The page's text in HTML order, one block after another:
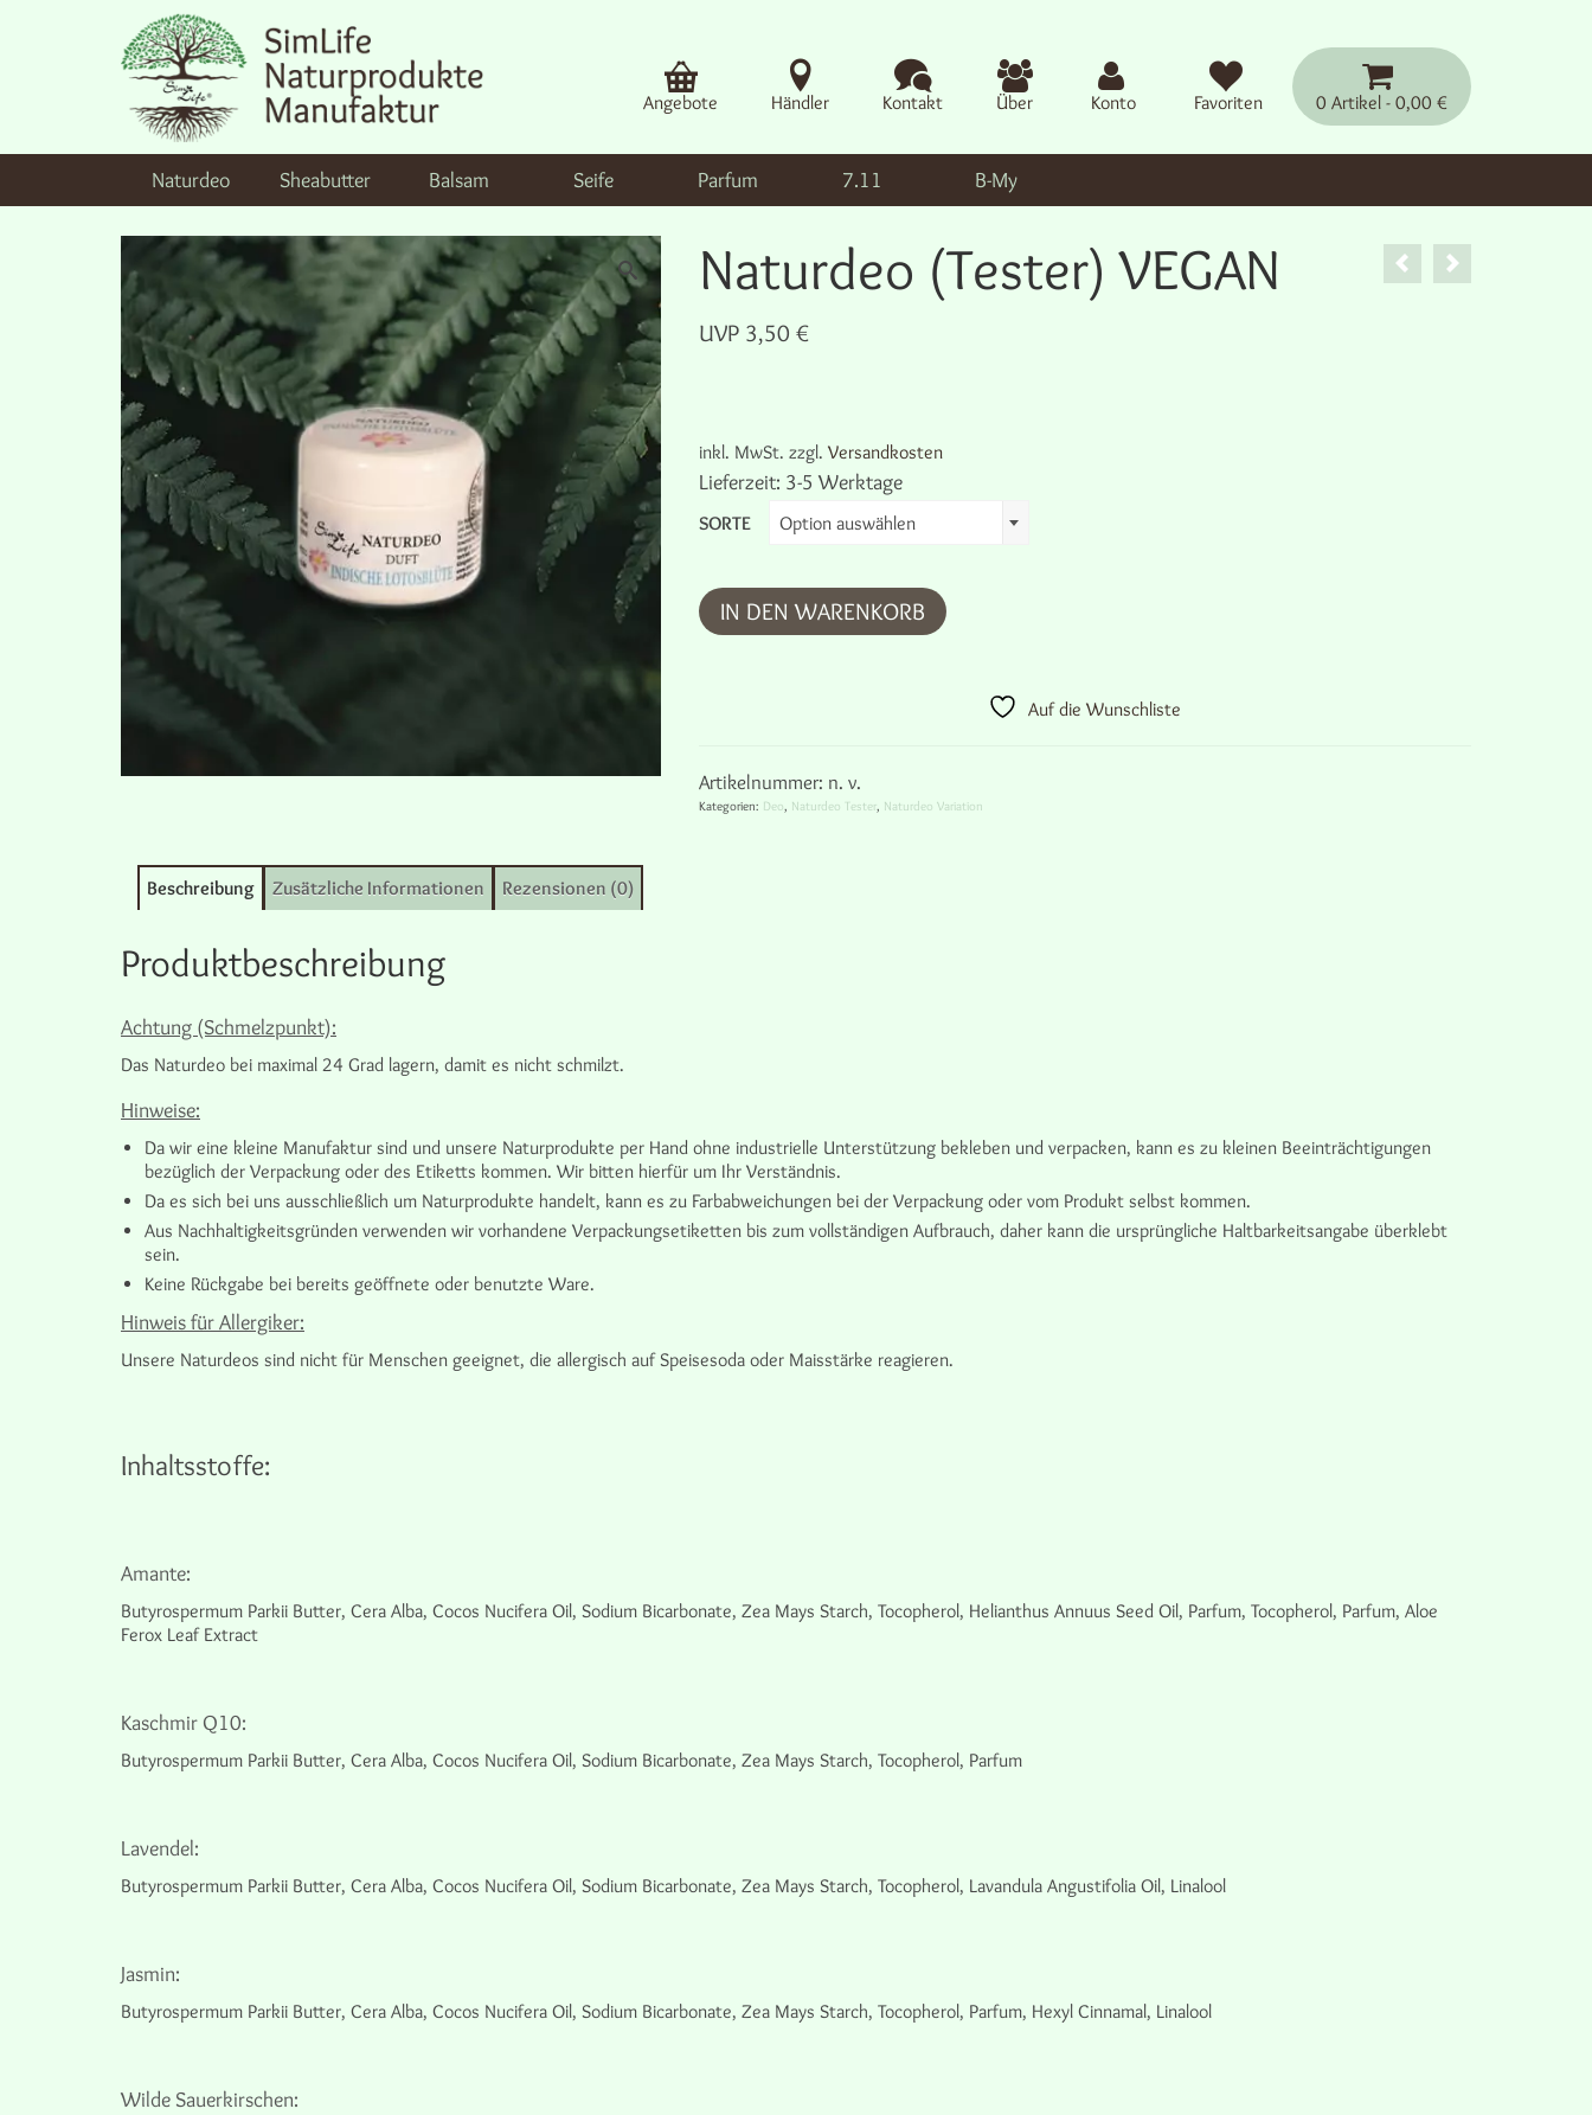
Angebote Händler Kontakt Über Konto Favoriten 0 Artikel 0,00 €
Naturdeo Sheabutter Balsam Seife Parfum 7.11 B-My
Naturdeo (Tester) VEGAN
UVP 3,50 €
inkl. MwSt. zzgl. Versandkosten
Lieferzeit: 3-5 Werktage
SORTE Option auswählen
IN DEN WARENKORB
Auf die Wunschliste
Artikelnummer: n. v.
Kategorien: Deo, Naturdeo Tester, Naturdeo Variation
Beschreibung Zusätzliche Informationen Rezensionen (0)
Produktbeschreibung
Achtung (Schmelzpunkt):
Das Naturdeo bei maximal 24 Grad lagern, damit es nicht schmilzt.
Hinweise:
Da wir eine kleine Manufaktur sind und unsere Naturprodukte per Hand ohne industrielle Unterstützung bekleben und verpacken, kann es zu kleinen Beeinträchtigungen
bezüglich der Verpackung oder des Etiketts kommen. Wir bitten hierfür um Ihr Verständnis.
Da es sich bei uns ausschließlich um Naturprodukte handelt, kann es zu Farbabweichungen bei der Verpackung oder vom Produkt selbst kommen.
Aus Nachhaltigkeitsgründen verwenden wir vorhandene Verpackungsetiketten bis zum vollständigen Aufbrauch, daher kann die ursprüngliche Haltbarkeitsangabe überklebt
sein.
Keine Rückgabe bei bereits geöffnete oder benutzte Ware.
Hinweis für Allergiker:
Unsere Naturdeos sind nicht für Menschen geeignet, die allergisch auf Speisesoda oder Maisstärke reagieren.
Inhaltsstoffe:
Amante:
Butyrospermum Parkii Butter, Cera Alba, Cocos Nucifera Oil, Sodium Bicarbonate, Zea Mays Starch, Tocopherol, Helianthus Annuus Seed Oil, Parfum, Tocopherol, Parfum, Aloe
Ferox Leaf Extract
Kaschmir Q10:
Butyrospermum Parkii Butter, Cera Alba, Cocos Nucifera Oil, Sodium Bicarbonate, Zea Mays Starch, Tocopherol, Parfum
Lavendel:
Butyrospermum Parkii Butter, Cera Alba, Cocos Nucifera Oil, Sodium Bicarbonate, Zea Mays Starch, Tocopherol, Lavandula Angustifolia Oil, Linalool
Jasmin:
Butyrospermum Parkii Butter, Cera Alba, Cocos Nucifera Oil, Sodium Bicarbonate, Zea Mays Starch, Tocopherol, Parfum, Hexyl Cinnamal, Linalool
Wilde Sauerkirschen: